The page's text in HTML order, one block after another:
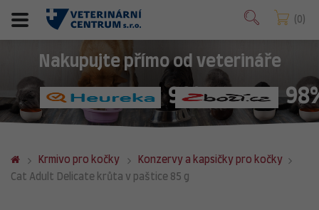
0
Nakupujte přímo od veterináře
98%
Krmivo pro kočky
Konzervy a kapsičky pro kočky
Cat Adult Delicate krůta v paštice 85 g